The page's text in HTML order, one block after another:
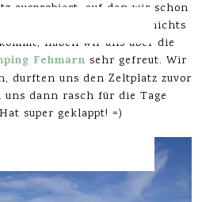
ausprobiert, auf den wir schon
man so spontan fast gar nichts
haben wir uns über die
Fehmarn sehr gefreut. Wir
durften uns den Zeltplatz zuvor
uns dann rasch für die Tage
super geklappt! =)